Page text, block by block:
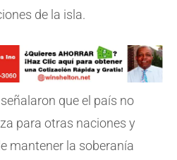
de la isla.
que el país no
para otras naciones y
mantener la soberanía